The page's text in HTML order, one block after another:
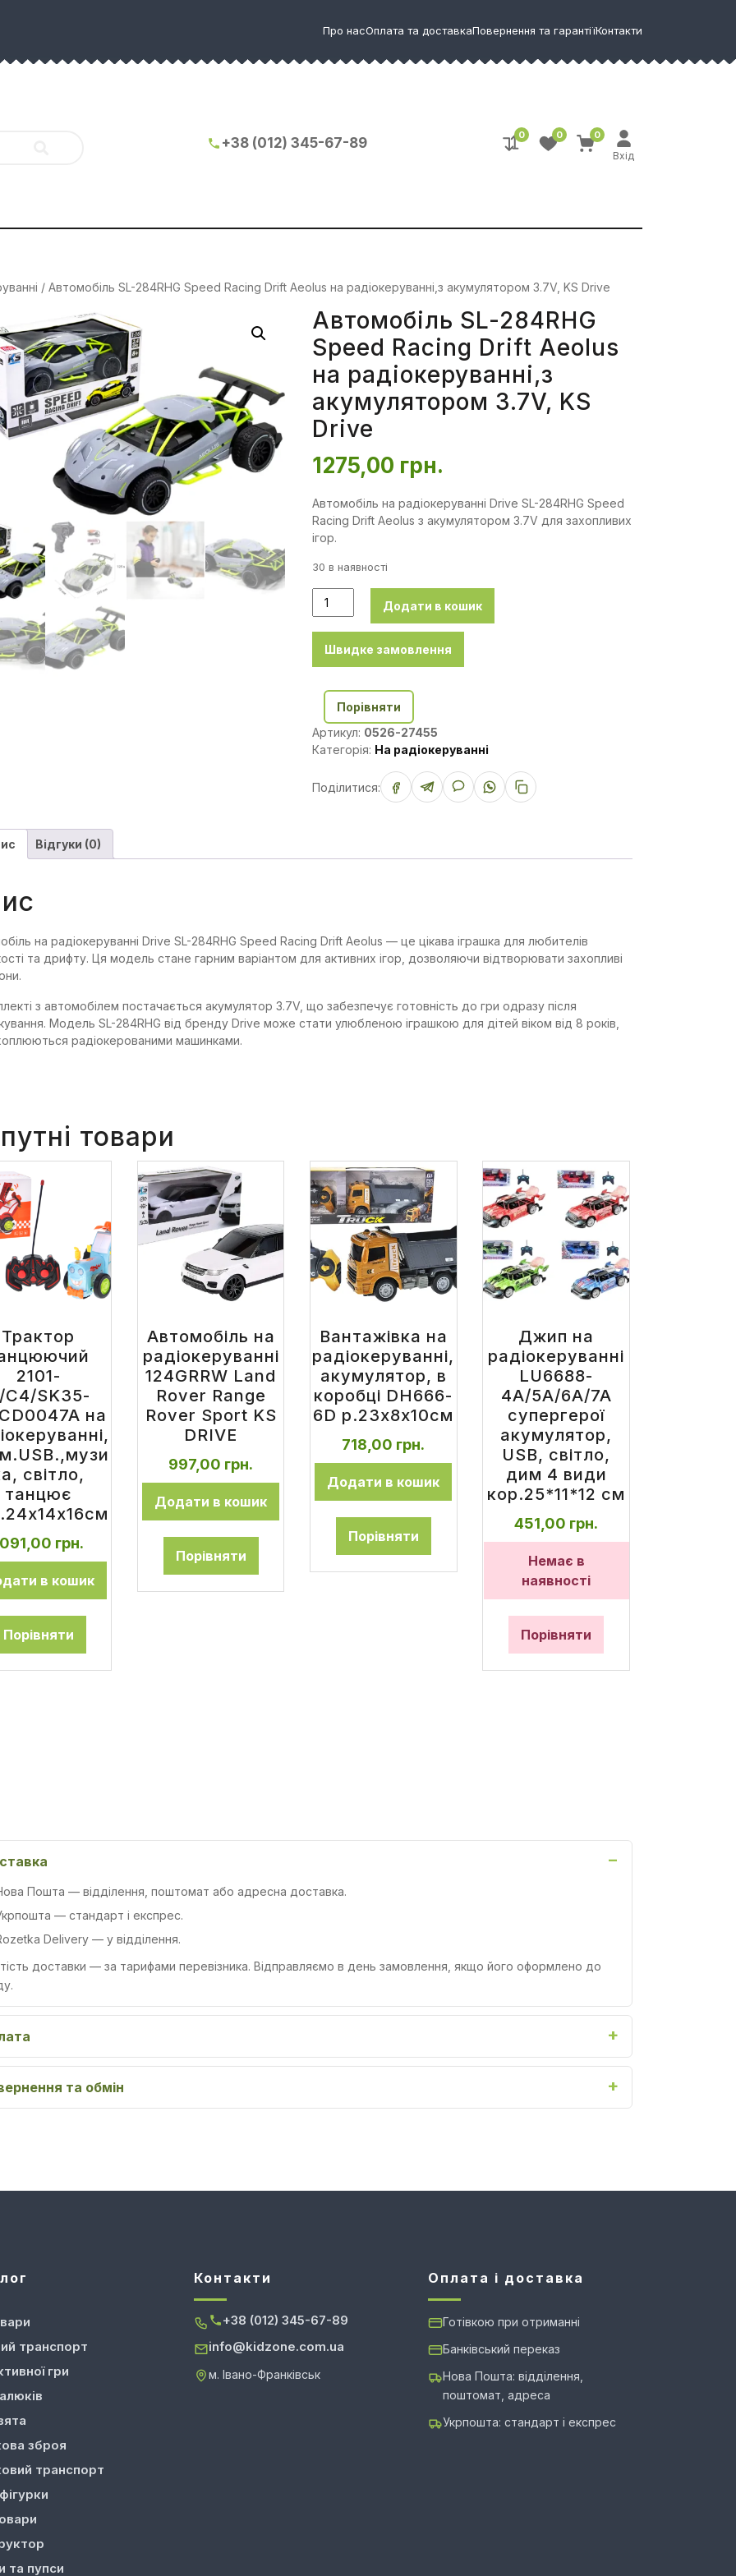
Про насОплата та доставкаПовернення та гарантіїКонтакти
+38 (012) 345-67-89
0 0 0
Вхід
/ Автомобіль SL-284RHG Speed Racing Drift Aeolus на радіокеруванні,з акумулятором 3.7V, KS Drive
Автомобіль SL-284RHG
Speed Racing Drift Aeolus
на радіокеруванні,з
акумулятором 3.7V, KS
Drive
1275,00 грн.
Автомобіль на радіокеруванні Drive SL-284RHG Speed
Racing Drift Aeolus з акумулятором 3.7V для захопливих
ігор.
30 в наявності
Додати в кошик
Швидке замовлення
Порівняти
Артикул: 0526-27455
Категорія: На радіокеруванні
Поділитися:
Відгуки (0)
на радіокеруванні Drive SL-284RHG Speed Racing Drift Aeolus — це цікава іграшка для любителів
та дрифту. Ця модель стане гарним варіантом для активних ігор, дозволяючи відтворювати захопливі
з автомобілем постачається акумулятор 3.7V, що забезпечує готовність до гри одразу після
Модель SL-284RHG від бренду Drive може стати улюбленою іграшкою для дітей віком від 8 років,
радіокерованими машинками.
товари
Трактор
2101-
C4/SK35-
на
світло,
танцює
грн.
в кошик
Порівняти
Автомобіль на
радіокеруванні
124GRRW Land
Rover Range
Rover Sport KS
DRIVE
997,00 грн.
Додати в кошик
Порівняти
Вантажівка на
радіокеруванні,
акумулятор, в
коробці DH666-
6D р.23x8x10см
718,00 грн.
Додати в кошик
Порівняти
Джип на
радіокеруванні
LU6688-
4A/5A/6A/7A
супергерої
акумулятор,
USB, світло,
дим 4 види
кор.25*11*12 см
451,00 грн.
Немає в
наявності
Порівняти
Пошта — відділення, поштомат або адресна доставка.
— стандарт і експрес.
Delivery — у відділення.
доставки — за тарифами перевізника. Відправляємо в день замовлення, якщо його оформлено до
та обмін
транспорт
гри
зброя
транспорт
та пупси
Контакти
+38 (012) 345-67-89
info@kidzone.com.ua
м. Івано-Франківськ
Оплата і доставка
Готівкою при отриманні
Банківський переказ
Нова Пошта: відділення,
поштомат, адреса
Укрпошта: стандарт і експрес